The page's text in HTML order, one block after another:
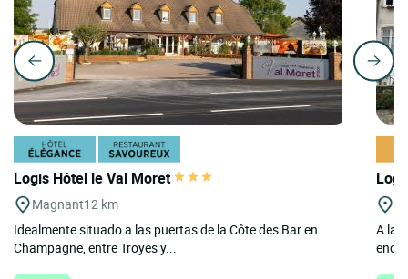
Logis Hôtel le Val Moret
Magnant12 km
Idealmente situado a las puertas de la Côte des Bar en
Champagne, entre Troyes y...
A las